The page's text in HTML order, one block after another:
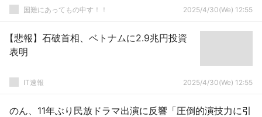
国難にあってもの申す！！ 2025/4/30(We) 12:55
【悲報】石破首相、ベトナムに2.9兆円投資
表明
IT速報 2025/4/30(We) 12:55
のん、11年ぶり民放ドラマ出演に反響「圧倒的演技力に引